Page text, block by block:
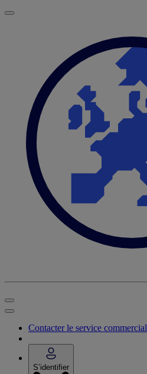
Contacter le service commercial
S’identifier